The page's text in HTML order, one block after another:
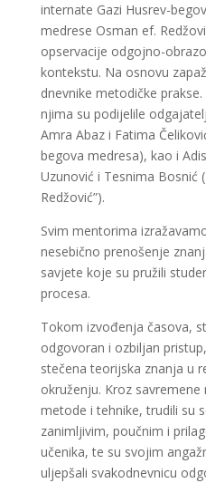
internate Gazi Husrev-
medrese Osman ef.
opservacije odgojno-
kontekstu. Na osnovu
dnevnike metodičke
njima su podijelile
Amra Abaz i Fatima
begova medresa), kao i
Uzunović i Tesnima Bosnić
Redžović”).
Svim mentorima
nesebično prenošenje
savjete koje su pružili
procesa.
Tokom izvođenja časova,
odgovoran i ozbiljan
stečena teorijska znanja u
okruženju. Kroz
metode i tehnike, trudili su
zanimljivim, poučnim i
učenika, te su svojim
uljepšali svakodnevnicu